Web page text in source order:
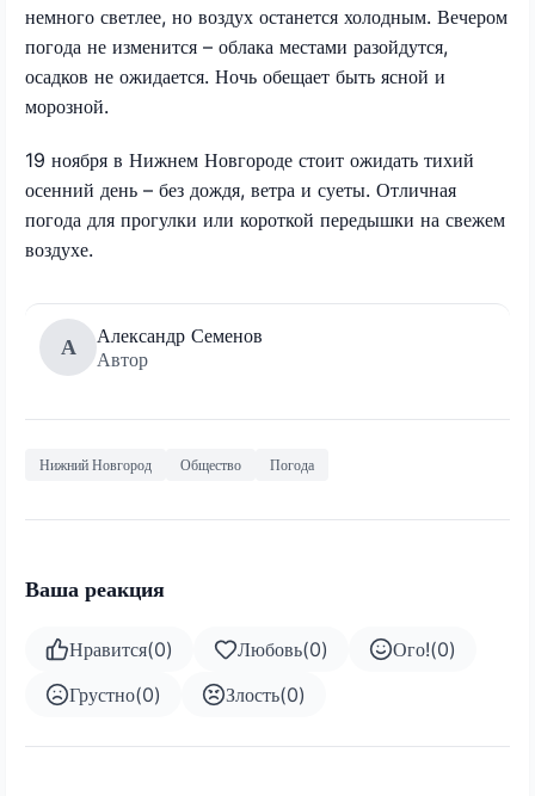
немного светлее, но воздух останется холодным. Вечером
погода не изменится – облака местами разойдутся,
осадков не ожидается. Ночь обещает быть ясной и
морозной.
19 ноября в Нижнем Новгороде стоит ожидать тихий
осенний день – без дождя, ветра и суеты. Отличная
погода для прогулки или короткой передышки на свежем
воздухе.
А
Александр Семенов
Автор
Нижний Новгород Общество Погода
Ваша реакция
Нравится(0) Любовь(0) Ого!(0)
Грустно(0) Злость(0)